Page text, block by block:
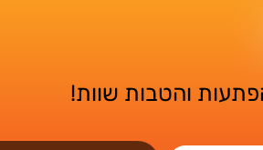
והטבות שוות!